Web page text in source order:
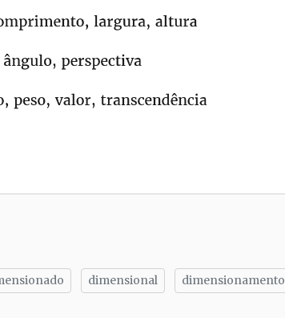
dimensional dimensionamento